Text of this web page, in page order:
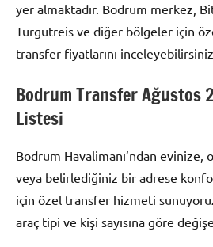
yer almaktadır. Bodrum merkez,
Turgutreis ve diğer bölgeler için
transfer fiyatlarını
Bodrum Transfer Ağustos
Listesi
Bodrum Havalimanı’ndan
veya belirlediğiniz bir adrese
için özel transfer hizmeti
araç tipi ve kişi sayısına göre